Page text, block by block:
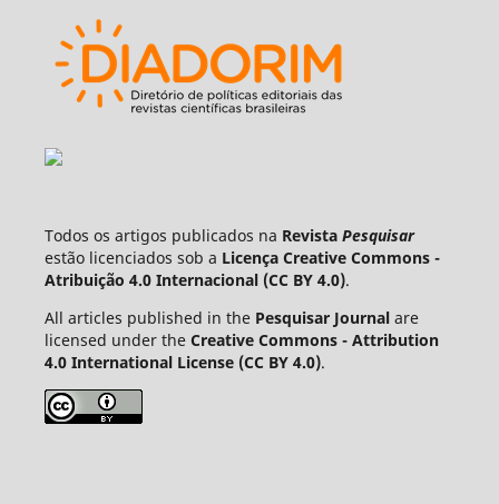
Todos os artigos publicados na Revista Pesquisar
estão licenciados sob a Licença Creative Commons -
Atribuição 4.0 Internacional (CC BY 4.0).
All articles published in the Pesquisar Journalare
licensed under the Creative Commons - Attribution
4.0 International License (CC BY 4.0).